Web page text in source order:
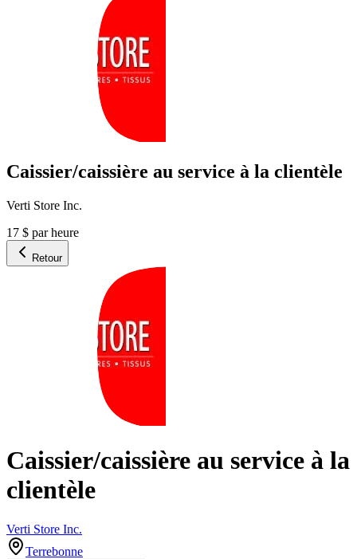
Caissier/caissière au service à la clientèle
Verti Store Inc.
17 $ par heure
Retour
Caissier/caissière au service à la
clientèle
Verti Store Inc.
Terrebonne